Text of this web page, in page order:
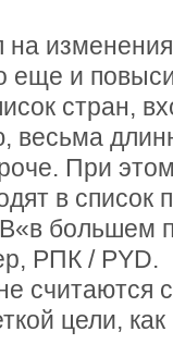
еще и
стран,
весьма
При
в список
большем
РПК / PYD.
считаются
цели,